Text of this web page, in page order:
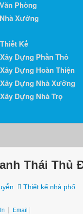
Phòng
Xưởng
Kế
Dựng Phần Thô
Dựng Hoàn Thiện
Dựng Nhà Xưởng
Dựng Nhà Trọ
Thái Thủ
Thiết kế nhà phố
In Email